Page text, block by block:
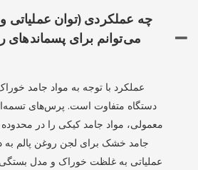
چه عملکردی (توان
می‌توانم برای پسماندهای
عملکرد با توجه به مواد جامد
دستگاه متفاوت است. پرس‌های
جامد خشک برای لجن روغن پالم به
عملیاتی به غلظت خوراک و مدل بستگی